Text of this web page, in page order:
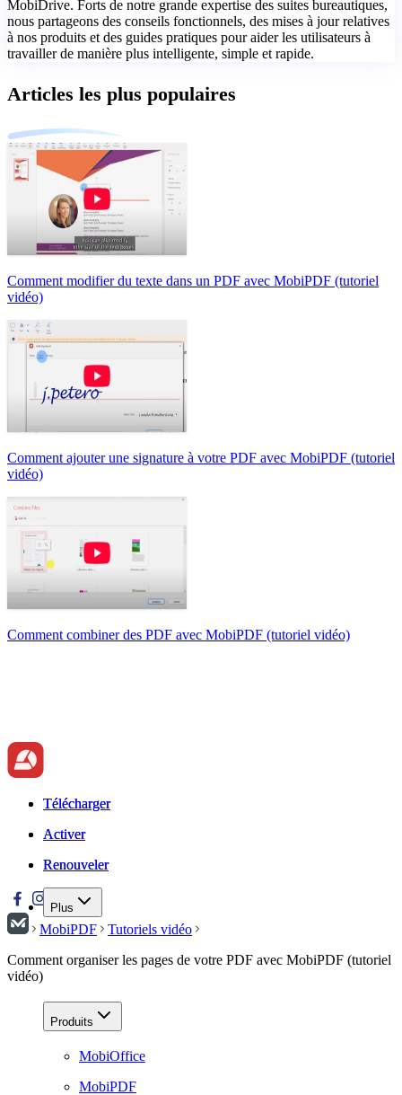
MobiDrive. Forts de notre grande expertise des suites bureautiques,
nous partageons des conseils fonctionnels, des mises à jour relatives
à nos produits et des guides pratiques pour aider les utilisateurs à
travailler de manière plus intelligente, simple et rapide.
Articles les plus populaires
Comment modifier du texte dans un PDF avec MobiPDF (tutoriel
vidéo)
Comment ajouter une signature à votre PDF avec MobiPDF (tutoriel
vidéo)
Comment combiner des PDF avec MobiPDF (tutoriel vidéo)
Télécharger
Activer
Renouveler
Plus
Télécharger
Activer
Renouveler
MobiPDF
Tutoriels vidéo
Comment organiser les pages de votre PDF avec MobiPDF (tutoriel
vidéo)
Produits
MobiOffice
MobiPDF